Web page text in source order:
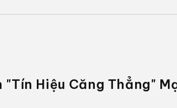
Hiệu Căng Thẳng"